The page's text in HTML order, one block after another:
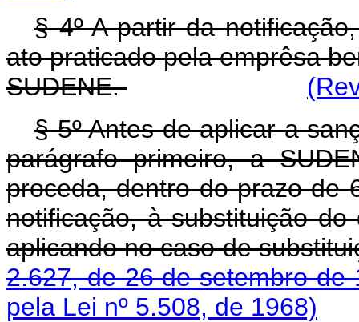
§ 4º A partir da
ato praticado pela emprêsa
SUDENE.
§ 5º Antes de aplicar a
parágrafo primeiro, a
proceda, dentro do prazo de
notificação, à substituição
aplicando no caso de
2.627, de 26 de setembro de
pela Lei nº 5.508, de 1968)